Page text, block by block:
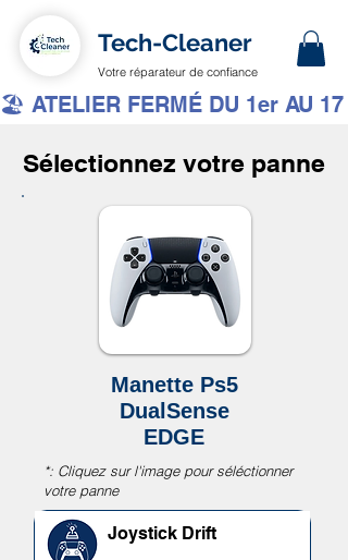
Tech-Cleaner
Votre réparateur de confiance
🏖️ ATELIER FERMÉ DU 1er AU
Sélectionnez votre panne
Manette Ps5
DualSense
EDGE
*: Cliquez sur l'image pour séléctionner
votre panne
Joystick Drift